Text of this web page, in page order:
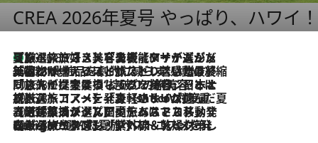
CREA 2026年夏号 やっぱり、ハワイ
2026.8.7
【厳選旅コスメ】「多機能アイテムがメイン！」旅好き美容エディターが選んだ夏旅ベストコスメを発表【Mサイズジップ】
2026.8.6
「荷物が増えるほど旅ストレスは増す」美容ジャーナリストがたどり着いた最終結論。“化粧品を劇的に減らす”感動の凝縮美容とは
2026.8.6
「旅先には金髪ウィッグを持参」日本と同じメイクでは損してる!? 美容ジャーナリストが提案する“掟破りの旅美容”とは
2026.8.6
【厳選旅コスメ】「身軽さ＆UV対策重視！」ヘアアーティストshucoが選んだ夏旅ベストコスメを発表【Mサイズジップ】
2026.8.5
【厳選旅コスメ】国内をあちこち移動する河井菜摘が選んだ夏旅ベストコスメ発表！「リラックスアイテムはマスト」【Mサイズジップ】
2026.8.4
【厳選旅コスメ】「紫外線＆乾燥対策しながらメイク感も！」ヘア＆メイクGeorgeが選んだ夏旅ベストコスメを発表！【Mサイズジップ】